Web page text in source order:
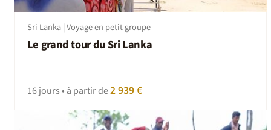
Sri Lanka | Voyage en petit groupe
Le grand tour du Sri Lanka
16 jours • à partir de2 939 €